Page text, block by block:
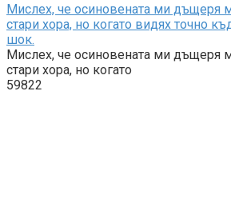
Мислех, че осиновената ми дъщеря
стари хора, но когато видях точно
шок.
Мислех, че осиновената ми дъщеря
стари хора, но когато
59822